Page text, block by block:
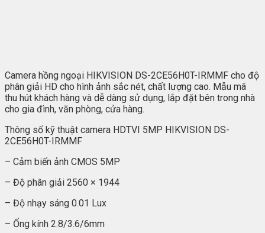
Camera hồng ngoại HIKVISION DS-2CE56H0T-IRMMF cho độ
phân giải HD cho hình ảnh sắc nét, chất lượng cao. Mẫu mã
thu hút khách hàng và dễ dàng sử dụng, lắp đặt bên trong nhà
cho gia đình, văn phòng, cửa hàng.
Thông số kỹ thuật camera HDTVI 5MP HIKVISION DS-
2CE56H0T-IRMMF
– Cảm biến ảnh CMOS 5MP
– Độ phân giải 2560 × 1944
– Độ nhạy sáng 0.01 Lux
– Ống kính 2.8/3.6/6mm